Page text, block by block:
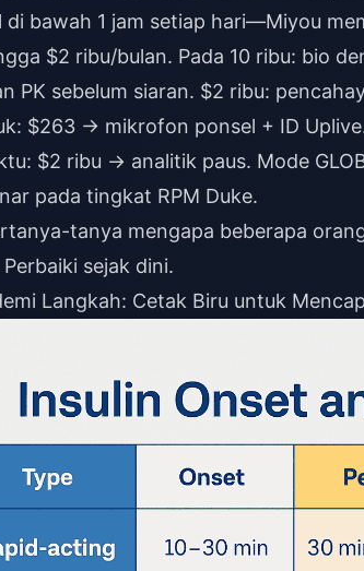
di bawah 1 jam setiap hari—Miyou
$2 ribu/bulan. Pada 10 ribu: bio
PK sebelum siaran. $2 ribu:
$263 → mikrofon ponsel + ID
$2 ribu → analitik paus. Mode
pada tingkat RPM Duke.
tanya mengapa beberapa
sejak dini.
Langkah: Cetak Biru untuk